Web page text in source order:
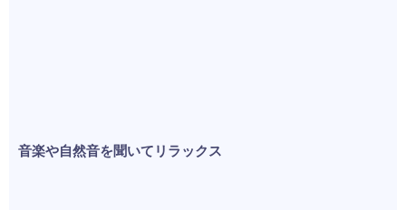
音楽や自然音を聞いてリラックス